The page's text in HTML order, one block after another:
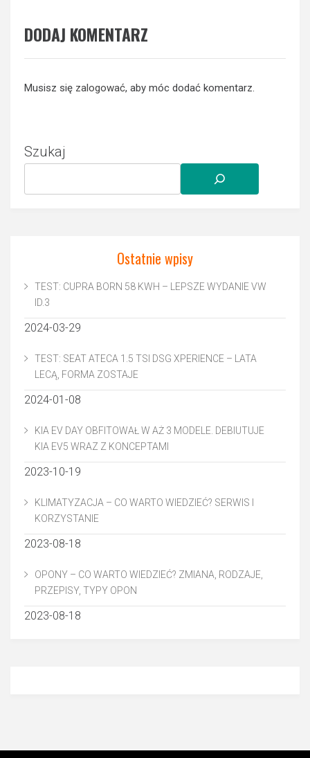
DODAJ KOMENTARZ
Musisz się zalogować, aby móc dodać komentarz.
Szukaj
Ostatnie wpisy
TEST: CUPRA BORN 58 KWH – LEPSZE WYDANIE VW
ID.3
2024-03-29
TEST: SEAT ATECA 1.5 TSI DSG XPERIENCE – LATA
LECĄ, FORMA ZOSTAJE
2024-01-08
KIA EV DAY OBFITOWAŁ W AŻ 3 MODELE. DEBIUTUJE
KIA EV5 WRAZ Z KONCEPTAMI
2023-10-19
KLIMATYZACJA – CO WARTO WIEDZIEĆ? SERWIS I
KORZYSTANIE
2023-08-18
OPONY – CO WARTO WIEDZIEĆ? ZMIANA, RODZAJE,
PRZEPISY, TYPY OPON
2023-08-18